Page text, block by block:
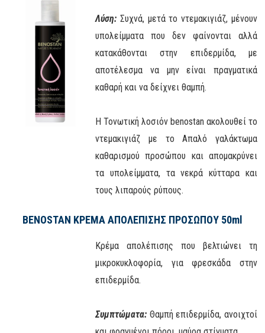
Λύση: Συχνά, μετά το ντεμακιγιάζ, μένουν
υπολείμματα που δεν φαίνονται αλλά
κατακάθονται στην επιδερμίδα, με
αποτέλεσμα να μην είναι πραγματικά
καθαρή και να δείχνει θαμπή.
Η Τονωτική λοσιόν benostan ακολουθεί το
ντεμακιγιάζ με το Απαλό γαλάκτωμα
καθαρισμού προσώπου και απομακρύνει
τα υπολείμματα, τα νεκρά κύτταρα και
τους λιπαρούς ρύπους.
BENOSTAN ΚΡΕΜΑ ΑΠΟΛΕΠΙΣΗΣ ΠΡΟΣΩΠΟΥ 50ml
Κρέμα απολέπισης που βελτιώνει τη
μικροκυκλοφορία, για φρεσκάδα στην
επιδερμίδα.
Συμπτώματα: Θαμπή επιδερμίδα, ανοιχτοί